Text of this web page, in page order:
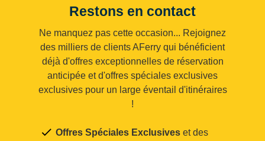
Restons en contact
Ne manquez pas cette occasion... Rejoignez
des milliers de clients AFerry qui bénéficient
déjà d'offres exceptionnelles de réservation
anticipée et d'offres spéciales exclusives
exclusives pour un large éventail d'itinéraires
!
Offres Spéciales Exclusives et des